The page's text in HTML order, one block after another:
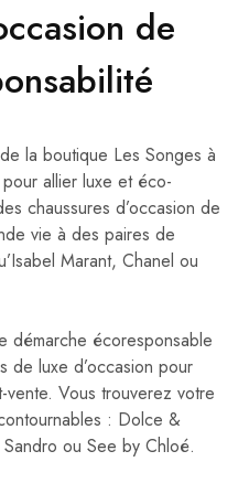
de
la boutique Les Songes à
allier luxe et éco-
chaussures d’occasion de
vie à des paires de
Marant, Chanel ou
démarche écoresponsable
de luxe d’occasion pour
Vous trouverez votre
: Dolce &
ou See by Chloé.